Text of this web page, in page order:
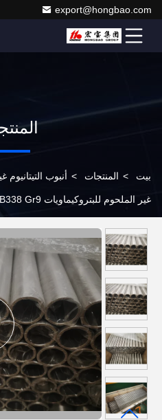
export@hongbao.com
بيت > المنتجات > أنبوب التيتانيوم